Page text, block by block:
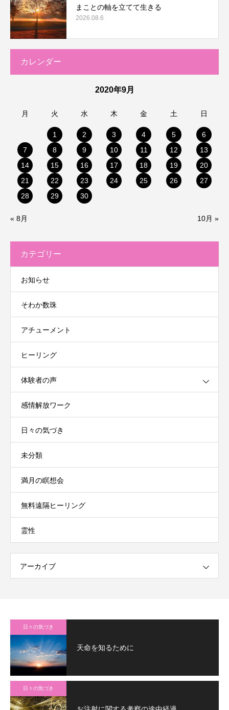
まことの軸を立てて生きる
2026.08.6
カレンダー
2020年9月
月 火 水 木 金 土 日
1 2 3 4 5
6
7
8 9 10 11 12
13
14
15 16 17 18 19
20
21
22 23 24 25 26
27
28
29 30
« 8月 10月 »
カテゴリー
お知らせ
そわか数珠
アチューメント
ヒーリング
体験者の声
感情解放ワーク
日々の気づき
未分類
満月の瞑想会
無料遠隔ヒーリング
霊性
アーカイブ
日々の気づき
天命を知るために
日々の気づき